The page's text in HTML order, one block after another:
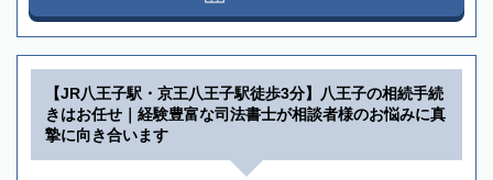
【JR八王子駅・京王八王子駅徒歩3分】八王子の相続手続
きはお任せ｜経験豊富な司法書士が相談者様のお悩みに真
摯に向き合います